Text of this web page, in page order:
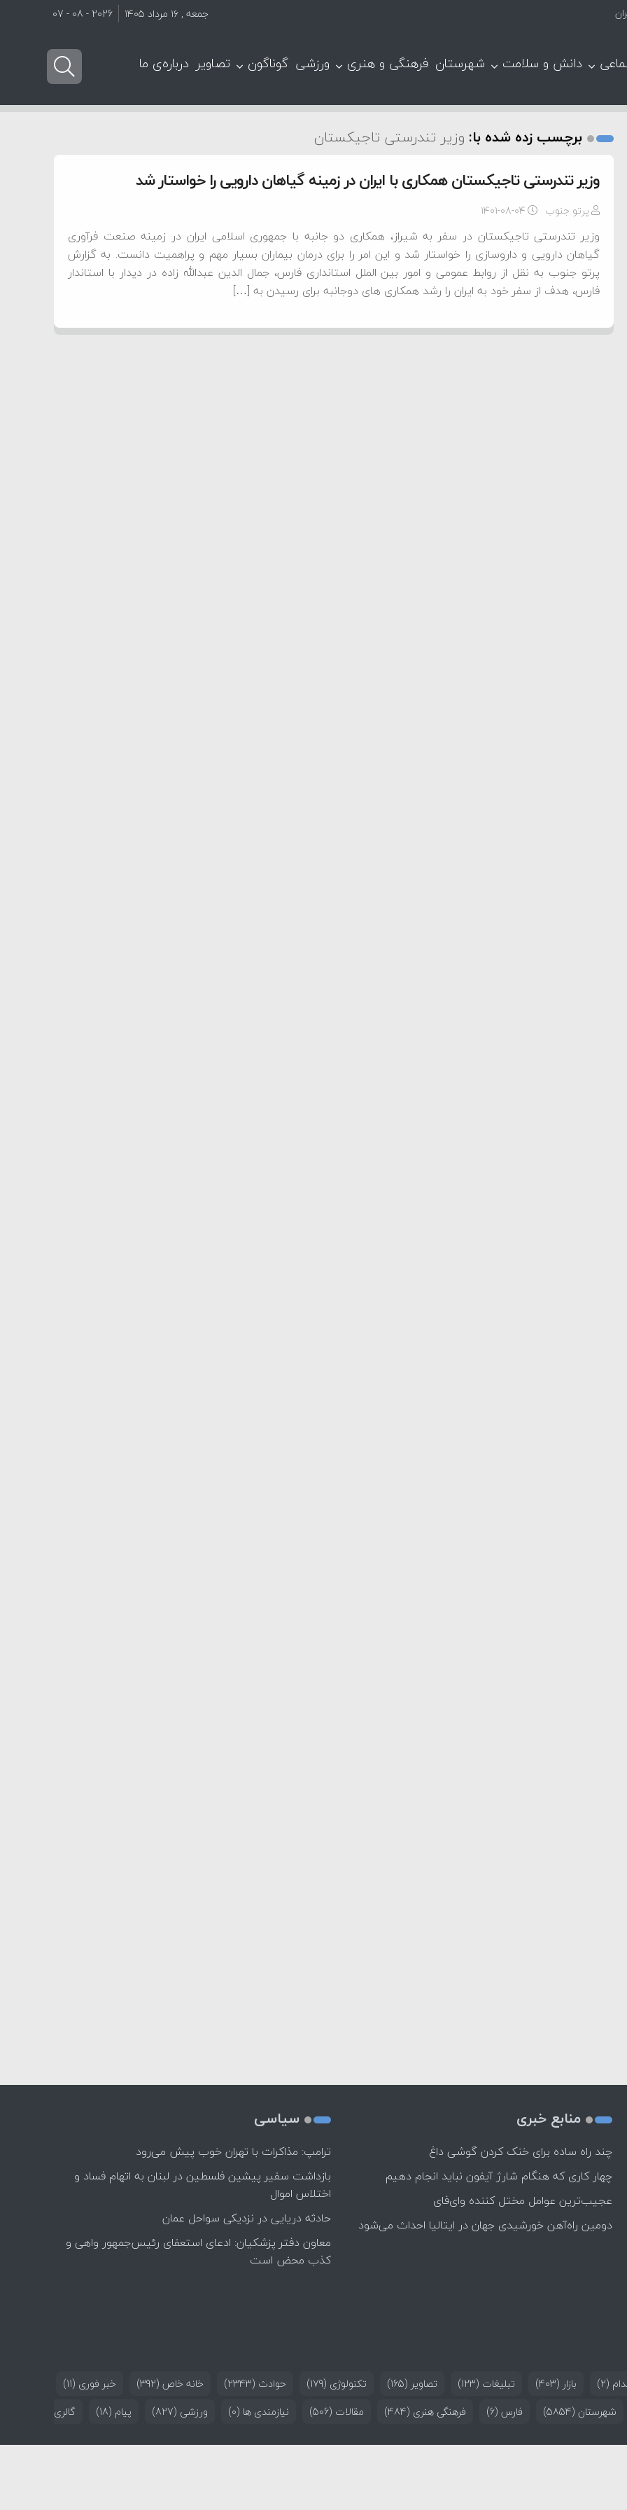
جمعه , ۱۶ مرداد ۱۴۰۵ 2026 - 08 - 07
دانش و سلامت شهرستان فرهنگی و هنری ورزشی گوناگون تصاویر درباره‌ی ما
برچسب زده شده با: وزیر تندرستی تاجیکستان
وزیر تندرستی تاجیکستان همکاری با ایران در زمینه گیاهان دارویی را خواستار شد
پرتو جنوب ۱۴۰۱-۰۸-۰۴
وزیر تندرستی تاجیکستان در سفر به شیراز، همکاری دو جانبه با جمهوری اسلامی ایران در زمینه صنعت فرآوری
گیاهان دارویی و داروسازی را خواستار شد و این امر را برای درمان بیماران بسیار مهم و پراهمیت دانست. به گزارش
پرتو جنوب به نقل از روابط عمومی و امور بین الملل استانداری فارس، جمال‌ الدین عبدالله زاده در دیدار با استاندار
فارس، هدف از سفر خود به ایران را رشد همکاری های دوجانبه برای رسیدن به […]
فساد و اختلاس اموال
واهی و کذب محض
نشده است
علیه ایران است
با آمریکا
دیوانگی آمریکا داریم
و متوقف شدند
حماس شد
منابع خبری
چند راه‌ ساده برای خنک کردن گوشی داغ
چهار کاری که هنگام شارژ آیفون نباید انجام دهیم
عجیب‌ترین عوامل مختل کننده وای‌فای
دومین راه‌آهن خورشیدی جهان در ایتالیا احداث می‌شود
سیاسی
ترامپ: مذاکرات با تهران خوب پیش می‌رود
بازداشت سفیر پیشین فلسطین در لبنان به اتهام فساد و
اختلاس اموال
حادثه دریایی در نزدیکی سواحل عمان
معاون دفتر پزشکیان: ادعای استعفای رئیس‌جمهور واهی و
کذب محض است
(2) بازار (403) تبلیغات (123) تصاویر (165) تکنولوژی (179) حوادث (2343) خانه خاص (392) خبر فوری (11)
شهرستان (5854) فارس (6) فرهنگی هنری (484) مقالات (506) نیازمندی ها (0) ورزشی (827) پیام (18)
گالری